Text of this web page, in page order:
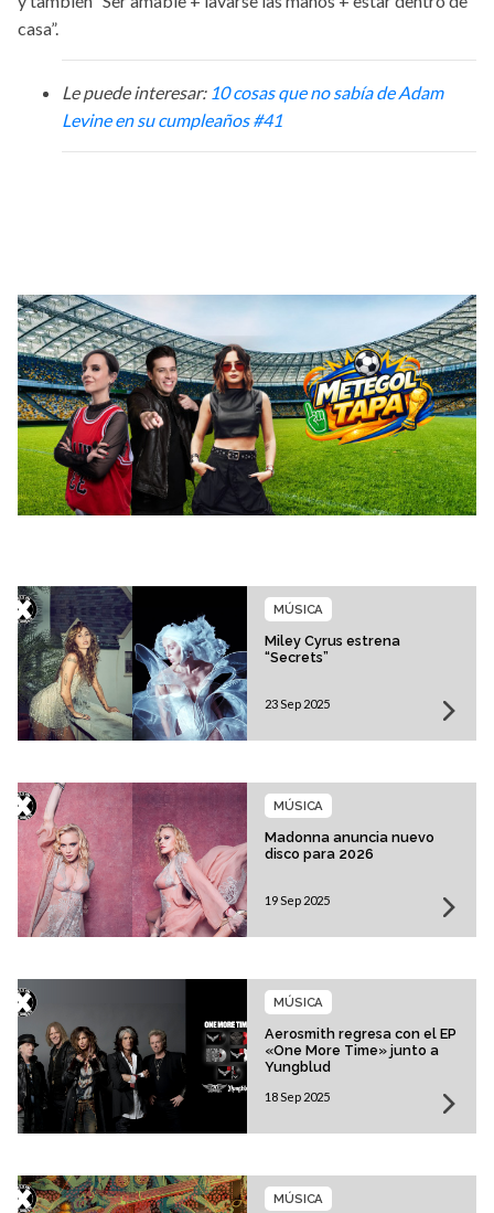
casa”.
Le puede interesar: 10 cosas que no sabía de Adam
Levine en su cumpleaños #41
Miley Cyrus estrena
“Secrets”
MÚSICA
23 Sep 2025
Madonna anuncia nuevo
disco para 2026
MÚSICA
19 Sep 2025
Aerosmith regresa con el EP
«One More Time» junto a
Yungblud
MÚSICA
18 Sep 2025
MÚSICA